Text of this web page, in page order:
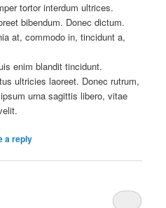
tortor interdum ultrices.
bibendum. Donec dictum.
at, commodo in, tincidunt a,
enim blandit tincidunt.
ultricies laoreet. Donec rutrum,
urna sagittis libero, vitae
a reply